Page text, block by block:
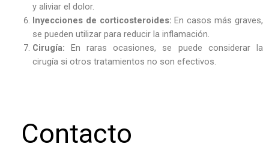
y aliviar el dolor.
Inyecciones de corticosteroides: En casos más graves,
se pueden utilizar para reducir la inflamación.
Cirugía: En raras ocasiones, se puede considerar la
cirugía si otros tratamientos no son efectivos.
Contacto